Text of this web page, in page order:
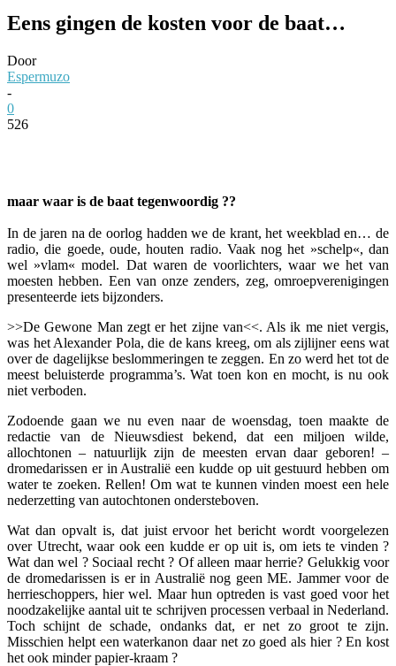
Eens gingen de kosten voor de baat…
Door
Espermuzo
-
0
526
maar waar is de baat tegenwoordig ??
In de jaren na de oorlog hadden we de krant, het weekblad en… de
radio, die goede, oude, houten radio. Vaak nog het »schelp«, dan
wel »vlam« model. Dat waren de voorlichters, waar we het van
moesten hebben. Een van onze zenders, zeg, omroepverenigingen
presenteerde iets bijzonders.
>>De Gewone Man zegt er het zijne van<<. Als ik me niet vergis,
was het Alexander Pola, die de kans kreeg, om als zijlijner eens wat
over de dagelijkse beslommeringen te zeggen. En zo werd het tot de
meest beluisterde programma’s. Wat toen kon en mocht, is nu ook
niet verboden.
Zodoende gaan we nu even naar de woensdag, toen maakte de
redactie van de Nieuwsdiest bekend, dat een miljoen wilde,
allochtonen – natuurlijk zijn de meesten ervan daar geboren! –
dromedarissen er in Australië een kudde op uit gestuurd hebben om
water te zoeken. Rellen! Om wat te kunnen vinden moest een hele
nederzetting van autochtonen ondersteboven.
Wat dan opvalt is, dat juist ervoor het bericht wordt voorgelezen
over Utrecht, waar ook een kudde er op uit is, om iets te vinden ?
Wat dan wel ? Sociaal recht ? Of alleen maar herrie? Gelukkig voor
de dromedarissen is er in Australië nog geen ME. Jammer voor de
herrieschoppers, hier wel. Maar hun optreden is vast goed voor het
noodzakelijke aantal uit te schrijven processen verbaal in Nederland.
Toch schijnt de schade, ondanks dat, er net zo groot te zijn.
Misschien helpt een waterkanon daar net zo goed als hier ? En kost
het ook minder papier-kraam ?